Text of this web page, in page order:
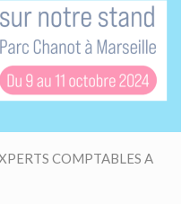
COMPTABLES A